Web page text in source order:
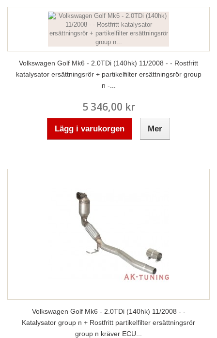
Volkswagen Golf Mk6 - 2.0TDi (140hk) 11/2008 - - Rostfritt
katalysator ersättningsrör + partikelfilter ersättningsrör group
n -...
5 346,00 kr
Lägg i varukorgen Mer
Volkswagen Golf Mk6 - 2.0TDi (140hk) 11/2008 - -
Katalysator group n + Rostfritt partikelfilter ersättningsrör
group n kräver ECU...